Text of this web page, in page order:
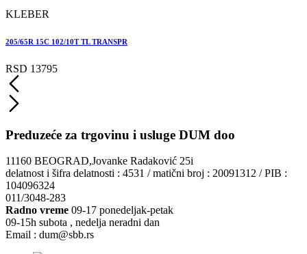
KLEBER
205/65R 15C 102/10T TL TRANSPR
RSD 13795
Preduzeće za trgovinu i usluge DUM doo
11160 BEOGRAD,Jovanke Radaković 25i
delatnost i šifra delatnosti : 4531 / matični broj : 20091312 / PIB :
104096324
011/3048-283
Radno vreme 09-17 ponedeljak-petak
09-15h subota , nedelja neradni dan
Email : dum@sbb.rs